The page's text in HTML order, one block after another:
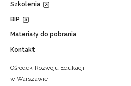
Szkolenia
BIP
Materiały do pobrania
Kontakt
Ośrodek Rozwoju Edukacji
w Warszawie